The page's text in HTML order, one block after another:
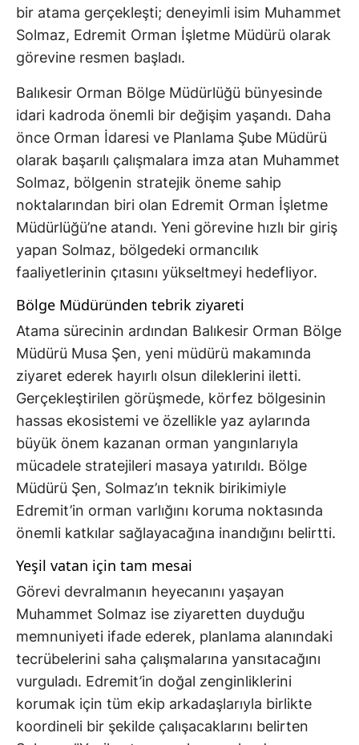
bir atama gerçekleşti; deneyimli isim Muhammet
Solmaz, Edremit Orman İşletme Müdürü olarak
görevine resmen başladı.
Balıkesir Orman Bölge Müdürlüğü bünyesinde
idari kadroda önemli bir değişim yaşandı. Daha
önce Orman İdaresi ve Planlama Şube Müdürü
olarak başarılı çalışmalara imza atan Muhammet
Solmaz, bölgenin stratejik öneme sahip
noktalarından biri olan Edremit Orman İşletme
Müdürlüğü’ne atandı. Yeni görevine hızlı bir giriş
yapan Solmaz, bölgedeki ormancılık
faaliyetlerinin çıtasını yükseltmeyi hedefliyor.
Bölge Müdüründen tebrik ziyareti
Atama sürecinin ardından Balıkesir Orman Bölge
Müdürü Musa Şen, yeni müdürü makamında
ziyaret ederek hayırlı olsun dileklerini iletti.
Gerçekleştirilen görüşmede, körfez bölgesinin
hassas ekosistemi ve özellikle yaz aylarında
büyük önem kazanan orman yangınlarıyla
mücadele stratejileri masaya yatırıldı. Bölge
Müdürü Şen, Solmaz’ın teknik birikimiyle
Edremit’in orman varlığını koruma noktasında
önemli katkılar sağlayacağına inandığını belirtti.
Yeşil vatan için tam mesai
Görevi devralmanın heyecanını yaşayan
Muhammet Solmaz ise ziyaretten duyduğu
memnuniyeti ifade ederek, planlama alanındaki
tecrübelerini saha çalışmalarına yansıtacağını
vurguladı. Edremit’in doğal zenginliklerini
korumak için tüm ekip arkadaşlarıyla birlikte
koordineli bir şekilde çalışacaklarını belirten